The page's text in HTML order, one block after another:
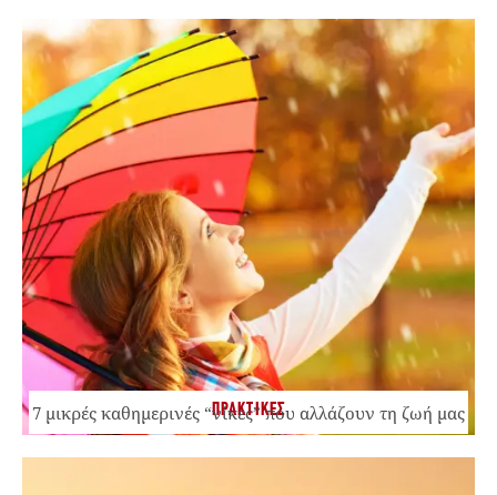
ΠΡΑΚΤΙΚΕΣ
7 μικρές καθημερινές “νίκες” που αλλάζουν τη ζωή μας